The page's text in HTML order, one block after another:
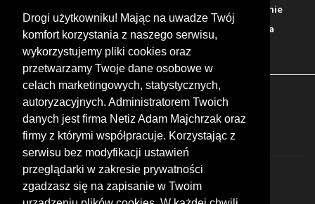
Drogi użytkowniku! Mając na uwadze Twój
komfort korzystania z naszego serwisu,
wykorzystujemy pliki cookies oraz
przetwarzamy Twoje dane osobowe w
celach marketingowych, statystycznych,
autoryzacyjnych. Administratorem Twoich
danych jest firma Netiz Adam Majchrzak oraz
firmy z którymi współpracuje. Korzystając z
serwisu bez modyfikacji ustawień
przeglądarki w zakresie prywatności
zgadzasz się na zapisanie w Twoim
Warto zobaczyć Serwisy Stacje paliw
Jedzenie
Bary Zakwaterowanie Tory Zloty Rajdy
Spotkania
Targi Giełdy Szkolenia
FOLLOW US